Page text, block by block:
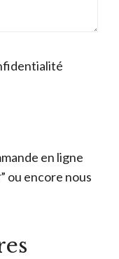
en ligne
” ou encore nous